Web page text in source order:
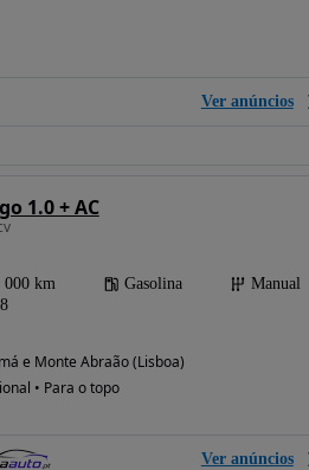
Ver anúncios
1.0 + AC
000 km Gasolina
Manual
e Monte Abraão (Lisboa)
• Para o topo
Ver anúncios